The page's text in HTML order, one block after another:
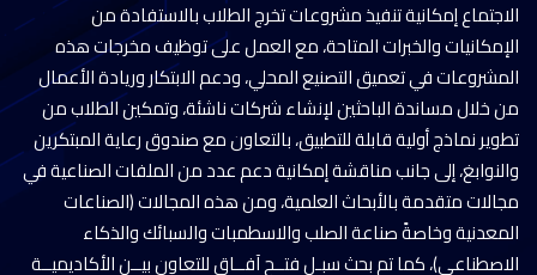
الاجتماع إمكانية تنفيذ مشروعات تخرج الطلاب بالاستفادة من
الإمكانيات والخبرات المتاحة، مع العمل على توظيف مخرجات هذه
المشروعات في تعميق التصنيع المحلي، ودعم الابتكار وريادة الأعمال
من خلال مساندة الباحثين لإنشاء شركات ناشئة، وتمكين الطلاب من
تطوير نماذج أولية قابلة للتطبيق، بالتعاون مع صندوق رعاية المبتكرين
والنوابغ، إلى جانب مناقشة إمكانية دعم عدد من الملفات الصناعية في
مجالات متقدمة بالأبحاث العلمية، ومن هذه المجالات (الصناعات
المعدنية وخاصةً صناعة الصلب والاسطمبات والسبائك والذكاء
الاصطناعي)، كما تم بحث سبـل فتــح آفــاق للتعاون بيــن الأكاديميــة